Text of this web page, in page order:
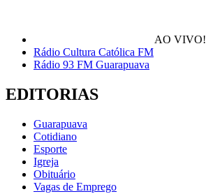
AO VIVO!
Rádio Cultura Católica FM
Rádio 93 FM Guarapuava
EDITORIAS
Guarapuava
Cotidiano
Esporte
Igreja
Obituário
Vagas de Emprego